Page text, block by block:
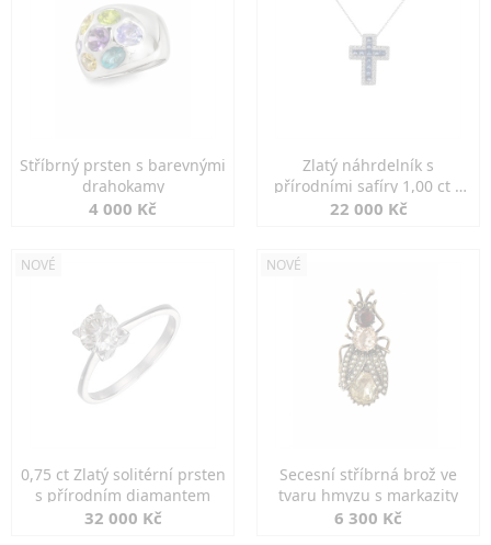
Stříbrný prsten s barevnými
drahokamy
4 000 Kč
Zlatý náhrdelník s
přírodními safíry 1,00 ct a
diamanty
22 000 Kč
NOVÉ
0,75 ct Zlatý solitérní prsten
s přírodním diamantem
32 000 Kč
NOVÉ
Secesní stříbrná brož ve
tvaru hmyzu s markazity
6 300 Kč